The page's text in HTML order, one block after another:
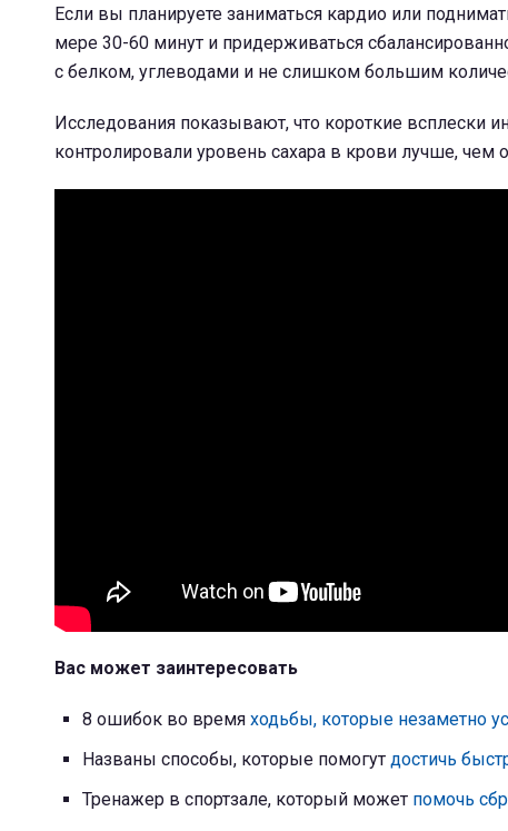
Если вы планируете заниматься кардио или
мере 30-60 минут и придерживаться
с белком, углеводами и не слишком большим
Исследования показывают, что короткие всплески
контролировали уровень сахара в крови лучше, чем
Вас может заинтересовать
8 ошибок во время ходьбы, которые незаметно
Названы способы, которые помогут достичь
Тренажер в спортзале, который может помочь